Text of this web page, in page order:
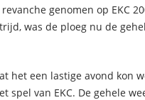
genomen op EKC
was de ploeg nu de
het een lastige avond kon
spel van EKC. De gehele